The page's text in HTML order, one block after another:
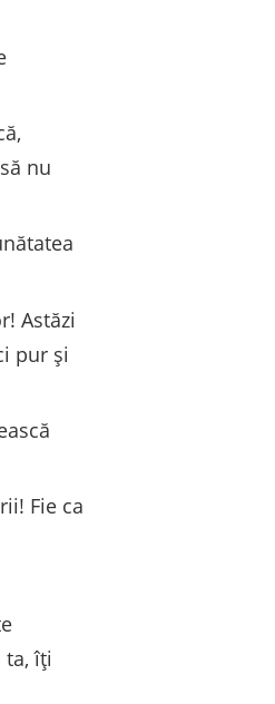
nu
Astăzi
pur și
Fie ca
îți